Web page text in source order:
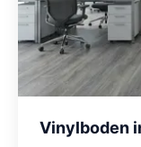
Vinylboden